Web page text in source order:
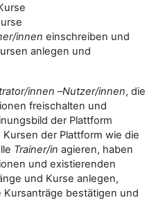
innen einschreiben und
anlegen und
innen –Nutzer/innen, die
freischalten und
der Plattform
der Plattform wie die
Trainer/in agieren, haben
und existierenden
und Kurse anlegen,
bestätigen und